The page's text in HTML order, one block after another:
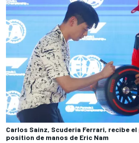
Carlos Sainz, Scuderia Ferrari, recibe
position de manos de Eric Nam